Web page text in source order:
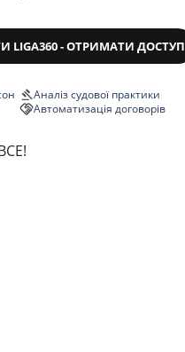
LIGA360 - ОТРИМАТИ ДОСТУП
Аналіз судової практики
Автоматизація договорів